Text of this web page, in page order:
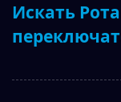
Искать